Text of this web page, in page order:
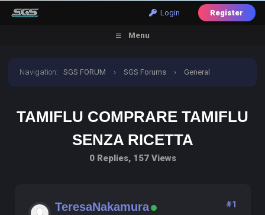
Login Register
Menu
Navigation:SGS FORUM › SGS Forums › General
TAMIFLU COMPRARE TAMIFLU
SENZA RICETTA
0 Replies, 157 Views
TeresaNakamura #1